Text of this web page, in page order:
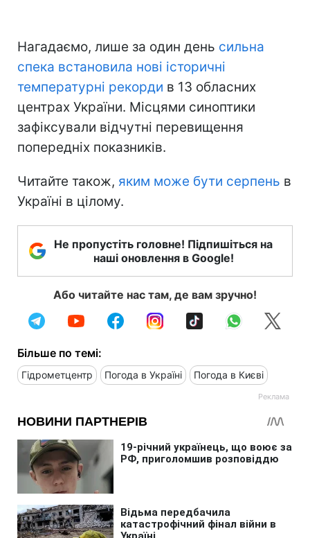
Нагадаємо, лише за один день сильна
спека встановила нові історичні
температурні рекорди в 13 обласних
центрах України. Місцями синоптики
зафіксували відчутні перевищення
попередніх показників.
Читайте також, яким може бути серпень в
Україні в цілому.
Не пропустіть головне! Підпишіться на
наші оновлення в Google!
Або читайте нас там, де вам зручно!
Більше по темі:
Гідрометцентр Погода в Україні Погода в Києві